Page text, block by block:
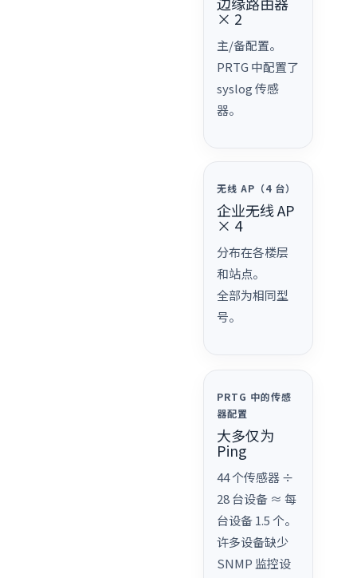
× 2
主/备配置。
PRTG 中配置了
syslog 传感
器。
无线 AP（4 台）
企业无线 AP
× 4
分布在各楼层
和站点。
全部为相同型
号。
PRTG 中的传感
器配置
大多仅为
Ping
44 个传感器 ÷
28 台设备 ≈ 每
台设备 1.5 个。
许多设备缺少
SNMP 监控设